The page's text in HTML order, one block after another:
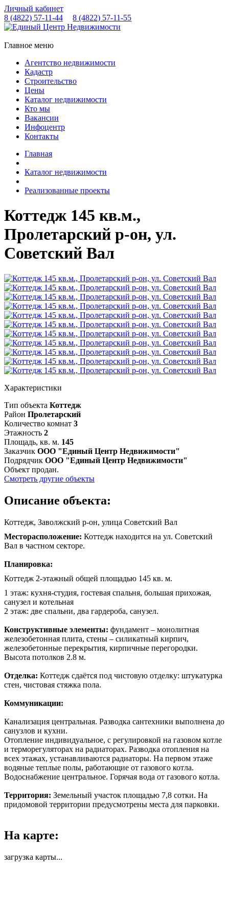
Личный кабинет
8 (4822) 57-11-44 8 (4822) 57-11-55
Главное меню
Агентство недвижимости
Кадастр
Строительство
Цены
Каталог недвижимости
Кто мы
Вакансии
Инфоцентр
Контакты
Главная
Каталог недвижимости
Реализованные проекты
Коттедж 145 кв.м.,
Пролетарский р-он, ул.
Советский Вал
Характеристики
Тип объекта Коттедж
Район Пролетарский
Количество комнат 3
Этажность 2
Площадь, кв. м. 145
Заказчик ООО "Единый Центр Недвижимости"
Подрядчик ООО "Единый Центр Недвижимости"
Объект продан.
Смотреть другие объекты
Описание объекта:
Коттедж, Заволжский р-он, улица Советский Вал
Месторасположение: Коттедж находится на ул. Советский
Вал в частном секторе.
Планировка:
Коттедж 2-этажный общей площадью 145 кв. м.
1 этаж: кухня-студия, гостевая спальня, большая прихожая,
санузел и котельная
2 этаж: две спальни, два гардероба, санузел.
Конструктивные элементы: фундамент – монолитная
железобетонная плита, стены – силикатный кирпич,
железобетонные перекрытия, кирпичные перегородки.
Высота потолков 2.8 м.
Отделка: Коттедж сдаётся под чистовую отделку: штукатурка
стен, чистовая стяжка пола.
Коммуникации:
Канализация центральная. Разводка сантехники выполнена до
санузлов и кухни.
Отопление индивидуальное, с регулировкой на газовом котле
и терморегуляторах на радиаторах. Разводка отопления на
всех этажах, устанавливаются радиаторы. На первом этаже
водяные теплые полы, работающие от газового котла.
Водоснабжение центральное. Горячая вода от газового котла.
Территория: Земельный участок площадью 7,8 сотки. На
придомовой территории предусмотрены места для парковки.
На карте:
загрузка карты...